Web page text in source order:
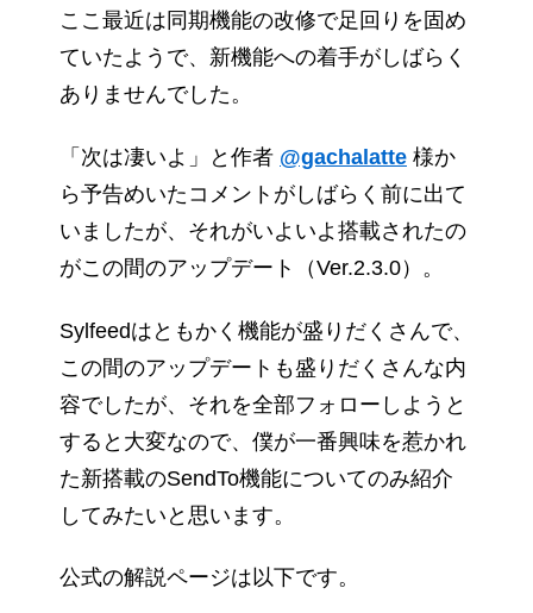
ここ最近は同期機能の改修で足回りを固め
ていたようで、新機能への着手がしばらく
ありませんでした。
「次は凄いよ」と作者 @gachalatte 様か
ら予告めいたコメントがしばらく前に出て
いましたが、それがいよいよ搭載されたの
がこの間のアップデート（Ver.2.3.0）。
Sylfeedはともかく機能が盛りだくさんで、
この間のアップデートも盛りだくさんな内
容でしたが、それを全部フォローしようと
すると大変なので、僕が一番興味を惹かれ
た新搭載のSendTo機能についてのみ紹介
してみたいと思います。
公式の解説ページは以下です。